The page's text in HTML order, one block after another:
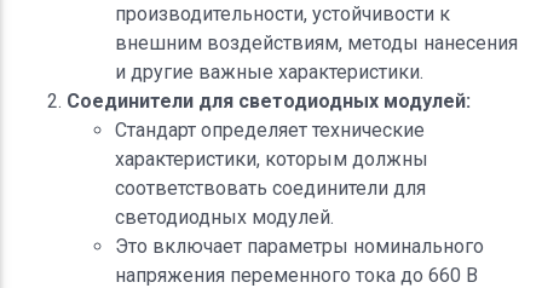
производительности, устойчивости к
внешним воздействиям, методы нанесения
и другие важные характеристики.
Соединители для светодиодных модулей:
Стандарт определяет технические
характеристики, которым должны
соответствовать соединители для
светодиодных модулей.
Это включает параметры номинального
напряжения переменного тока до 660 В